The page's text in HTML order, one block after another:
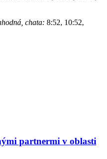
chata: 8:52, 10:52,
partnermi v oblasti